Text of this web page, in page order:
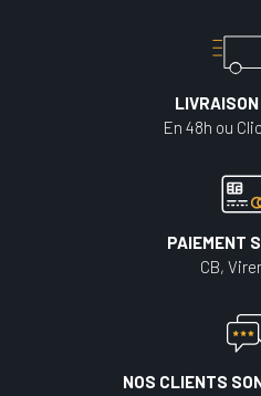
En 48h ou
PAIEMENT
CB,
NOS CLIENTS